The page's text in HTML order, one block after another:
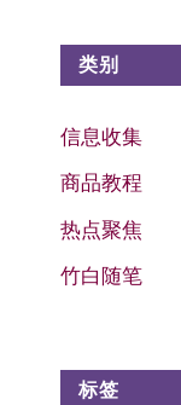
类别
信息收集
商品教程
热点聚焦
竹白随笔
标签